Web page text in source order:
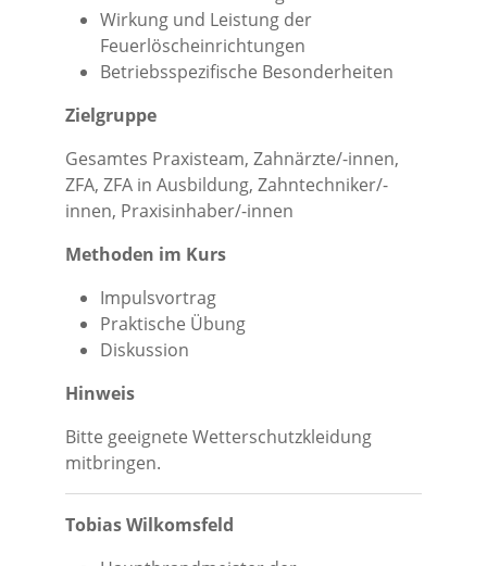
Wirkung und Leistung der
Feuerlöscheinrichtungen
Betriebsspezifische Besonderheiten
Zielgruppe
Gesamtes Praxisteam, Zahnärzte/-innen,
ZFA, ZFA in Ausbildung, Zahntechniker/-
innen, Praxisinhaber/-innen
Methoden im Kurs
Impulsvortrag
Praktische Übung
Diskussion
Hinweis
Bitte geeignete Wetterschutzkleidung
mitbringen.
Tobias Wilkomsfeld